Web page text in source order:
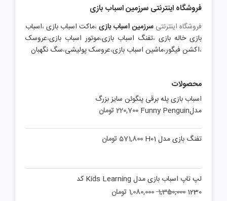
فروشگاه اینترنتی سرزمین اسباب بازی
فروشگاه اینترنتی سرزمین اسباب بازی،ماکت اسباب بازی،اسباب
بازی خاله بازی ،تفنگ اسباب بازی،موتور اسباب بازی،عروسک
،اکشن فیگور،ماشین اسباب بازی،عروسک پولیشی،سگ نگهبان
محصولات
اسباب بازی پله برقی پنگوئن سایز بزرگ
مدلFunny Penguin
220,700تومان
تفنگ بازی مدل H01 571,800تومان
لپ تاپ اسباب بازی مدل Kids Learning کد
1230
1,350,000
Original
1,080,000 تومان